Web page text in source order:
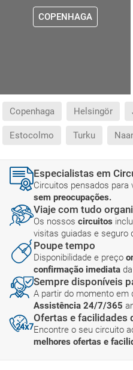
COPENHAGA
Copenhaga Helsingör
Estocolmo Turku
Especialistas em
Circuitos pensados
sem preocupações.
Viaje com tudo
Os nossos circuitos
visitas guiadas e seguro
Poupe tempo
Disponibilidade e preço
confirmação imediata
Sempre disponíveis
A partir do momento em
Assistência 24/7/365
Ofertas e facilidades
Encontre o seu circuito
melhores ofertas e